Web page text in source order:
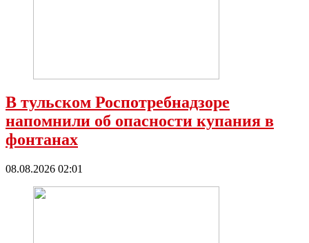
В тульском Роспотребнадзоре
напомнили об опасности купания в
фонтанах
08.08.2026 02:01